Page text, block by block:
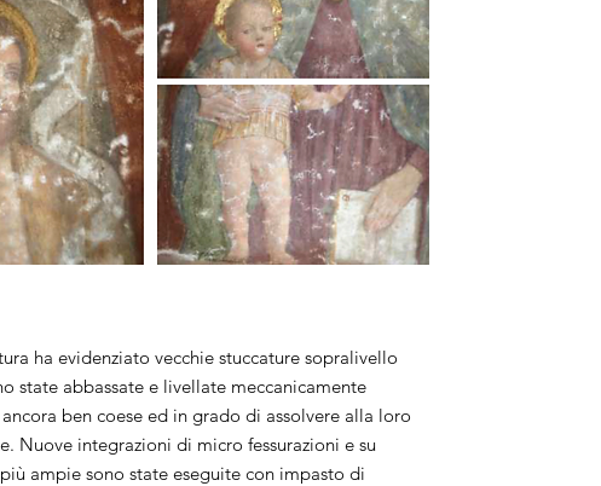
ha evidenziato vecchie stuccature sopralivello
state abbassate e livellate meccanicamente
ben coese ed in grado di assolvere alla loro
Nuove integrazioni di micro fessurazioni e su
ampie sono state eseguite con impasto di